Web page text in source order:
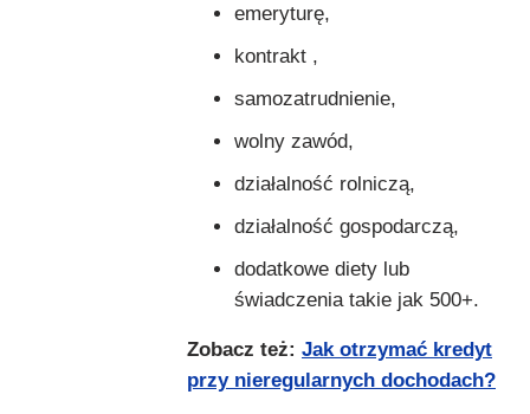
emeryturę,
kontrakt ,
samozatrudnienie,
wolny zawód,
działalność rolniczą,
działalność gospodarczą,
dodatkowe diety lub
świadczenia takie jak 500+.
Zobacz też: Jak otrzymać kredyt
przy nieregularnych dochodach?